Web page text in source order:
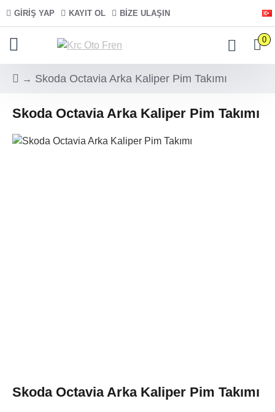
GIRIŞ YAP KAYIT OL BIZE ULAŞIN
0
Skoda Octavia Arka Kaliper Pim Takımı
Skoda Octavia Arka Kaliper Pim Takımı
Skoda Octavia Arka Kaliper Pim Takımı